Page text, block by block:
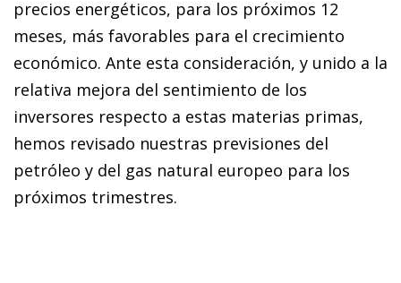
precios energéticos, para los próximos 12
meses, más favorables para el crecimiento
económico. Ante esta consideración, y unido a la
relativa mejora del sentimiento de los
inversores respecto a estas materias primas,
hemos revisado nuestras previsiones del
petróleo y del gas natural europeo para los
próximos trimestres.